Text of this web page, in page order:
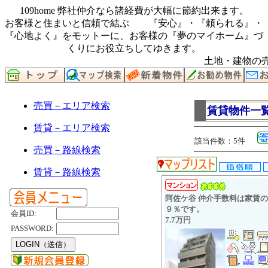
109home 弊社仲介なら諸経費が大幅に節約出来ます。
お客様と住まいと信頼で結ぶ 『安心』・『頼られる』・
『心地よく』をモットーに、お客様の『夢のマイホーム』づ
くりにお役立ちしてゆきます。
土地・建物の
売買－エリア検索
賃貸－エリア検索
売買－路線検索
賃貸－路線検索
会員ID:
PASSWORD:
賃貸物件一
該当件数：5件
阿佐ケ谷 仲介手数料は家賃
９％です。
7.7万円